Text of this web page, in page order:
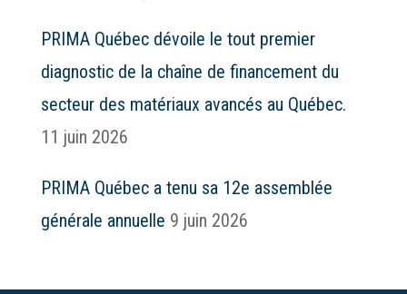
PRIMA Québec dévoile le tout premier
diagnostic de la chaîne de financement du
secteur des matériaux avancés au Québec.
11 juin 2026
PRIMA Québec a tenu sa 12e assemblée
générale annuelle 9 juin 2026